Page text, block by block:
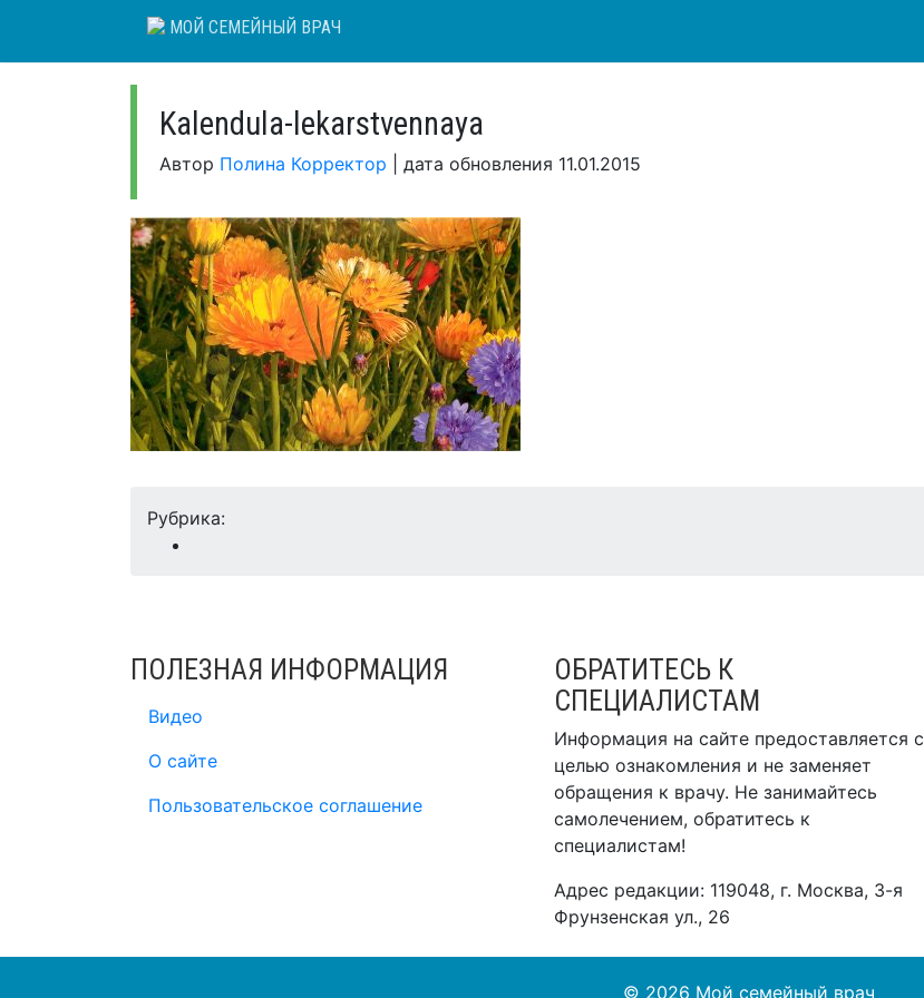
content
МОЙ СЕМЕЙНЫЙ ВРАЧ
Kalendula-lekarstvennaya
Автор Полина Корректор дата обновления 11.01.2015
Рубрика:
ПОЛЕЗНАЯ ИНФОРМАЦИЯ
Видео
О сайте
Пользовательское соглашение
ОБРАТИТЕСЬ К
СПЕЦИАЛИСТАМ
Информация на сайте предоставляется с
целью ознакомления и не заменяет
обращения к врачу. Не занимайтесь
самолечением, обратитесь к
специалистам!
Адрес редакции: 119048, г. Москва, 3-я
Фрунзенская ул., 26
© 2026 Мой семейный врач